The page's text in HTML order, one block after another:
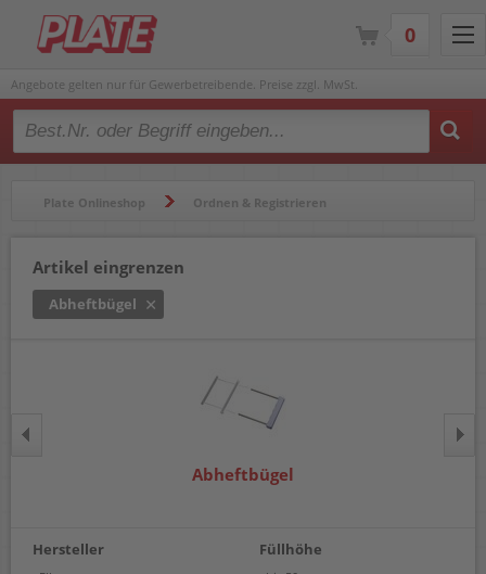
Angebote gelten nur für Gewerbetreibende. Preise zzgl. MwSt.
Type 2 or more characters for results.
Plate Onlineshop Ordnen & Registrieren
Artikel eingrenzen
Abheftbügel
Abheftbügel
Hersteller Füllhöhe
0